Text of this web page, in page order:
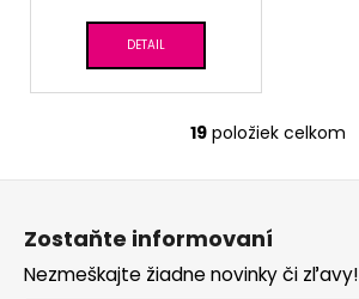
DETAIL
O
v
á
d
a
19 položiek celkom
Zostaňte informovaní
Nezmeškajte žiadne novinky či zľavy!